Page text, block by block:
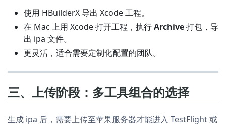
使用 HBuilderX 导出 Xcode 工程。
在 Mac 上用 Xcode 打开工程，执行Archive打包，导
出 ipa 文件。
更灵活，适合需要定制化配置的团队。
三、上传阶段：多工具组合的选择
生成 ipa 后，需要上传至苹果服务器才能进入 TestFlight 或